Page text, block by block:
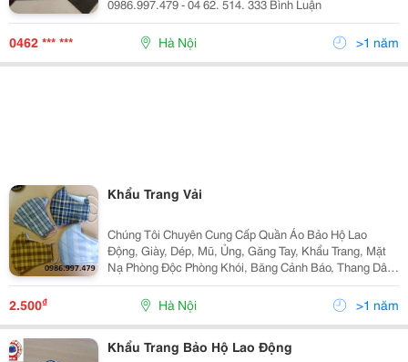
0986.997.479 - 04 62. 514. 333 Bình Luận
0462 *** *** Hà Nội >1 năm
Khẩu Trang Vải
Chúng Tôi Chuyên Cung Cấp Quần Áo Bảo Hộ Lao
Động, Giày, Dép, Mũ, Ủng, Găng Tay, Khẩu Trang, Mặt
Nạ Phòng Độc Phòng Khói, Băng Cảnh Báo, Thang Dây,
Dây An Toàn, Vệ Sinh Công Nghiệp, Giẻ Lau Trắng , Giẻ
Lau Màu, Và Các Thiết Bị Phòng Cháy Chữa Cháy,..
2.500₫ Hà Nội >1 năm
Khẩu Trang Bảo Hộ Lao Động